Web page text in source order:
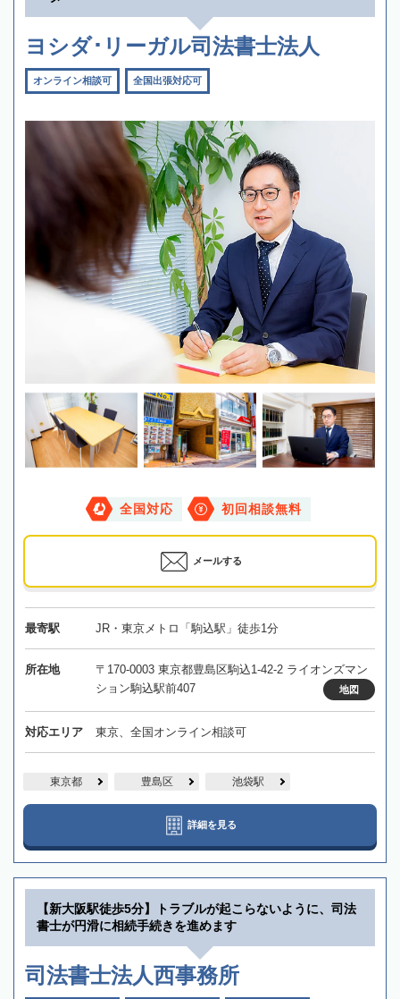
ヨシダ･リーガル司法書士法人
オンライン相談可 全国出張対応可
全国対応 初回相談無料
メールする
最寄駅 JR・東京メトロ「駒込駅」徒歩1分
所在地
〒170-0003 東京都豊島区駒込1-42-2 ライオンズマン
ション駒込駅前407
地図
対応エリア 東京、全国オンライン相談可
東京都 豊島区 池袋駅
詳細を見る
【新大阪駅徒歩5分】トラブルが起こらないように、司法
書士が円滑に相続手続きを進めます
司法書士法人西事務所